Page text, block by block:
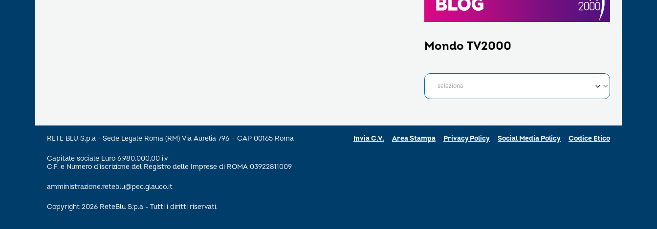
Mondo TV2000
RETE BLU S.p.a - Sede Legale Roma (RM) Via Aurelia 796 – CAP 00165 Roma
Capitale sociale Euro 6.980.000,00 i.v
C.F. e Numero d’iscrizione del Registro delle Imprese di ROMA 03922811009
amministrazione.reteblu@pec.glauco.it
Copyright 2026 ReteBlu S.p.a - Tutti i diritti riservati.
Invia C.V. Area Stampa Privacy Policy Social Media Policy Codice Etico